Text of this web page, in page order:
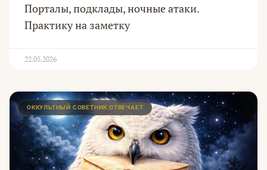
Порталы, подклады, ночные атаки.
Практику на заметку
22.05.2026
ОККУЛЬТНЫЙ СОВЕТНИК ОТВЕЧАЕТ